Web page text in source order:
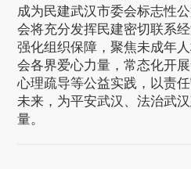
成为民建武汉市委会标志性
会将充分发挥民建密切联系
强化组织保障，聚焦未成年
会各界爱心力量，常态化开
心理疏导等公益实践，以责
未来，为平安武汉、法治武
量。